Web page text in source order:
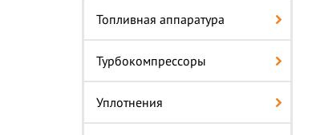
Топливная аппаратура
Турбокомпрессоры
Уплотнения